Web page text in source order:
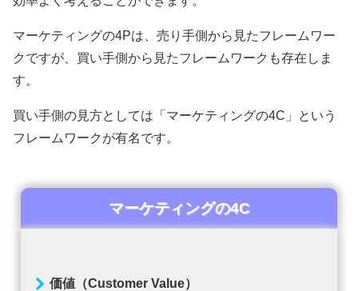
マーケティングの4Pは、売り手側から見たフレームワー
クですが、買い手側から見たフレームワークも存在しま
す。
買い手側の見方としては「マーケティングの4C」という
フレームワークが有名です。
マーケティングの4C
価値（Customer Value）